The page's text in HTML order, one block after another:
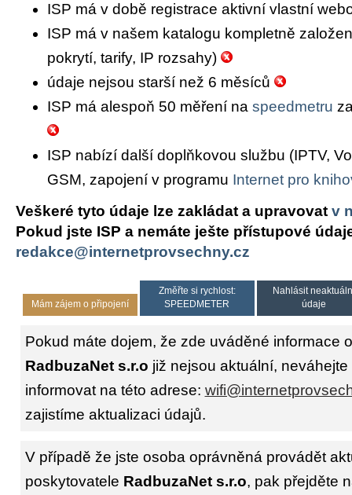
ISP má v době registrace aktivní vlastní
ISP má v našem katalogu kompletně
pokrytí, tarify, IP rozsahy)
údaje nejsou starší než 6 měsíců
ISP má alespoň 50 měření na speedmetru
ISP nabízí další doplňkovou službu (IPTV,
GSM, zapojení v programu Internet pro
Veškeré tyto údaje lze zakládat a upravovat v
Pokud jste ISP a nemáte ješte přístupové
redakce@internetprovsechny.cz
Mám zájem o připojení
Změřte si rychlost:
SPEEDMETER
Nahlásit
údaje
Pokud máte dojem, že zde uváděné informace
RadbuzaNet s.r.o již nejsou aktuální, neváhejte
informovat na této adrese:
zajistíme aktualizaci údajů.
V případě že jste osoba oprávněná provádět
poskytovatele RadbuzaNet s.r.o, pak přejděte